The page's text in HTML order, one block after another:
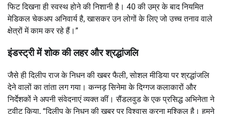
फिट दिखना ही स्वस्थ होने की निशानी है। 40 की उम्र के बाद नियमित
मेडिकल चेकअप अनिवार्य है, खासकर उन लोगों के लिए जो उच्च तनाव वाले
क्षेत्रों में काम कर रहे हैं।”
इंडस्ट्री में शोक की लहर और श्रद्धांजलि
जैसे ही दिलीप राज के निधन की खबर फैली, सोशल मीडिया पर श्रद्धांजलि
देने वालों का तांता लग गया। कन्नड़ सिनेमा के दिग्गज कलाकारों और
निर्देशकों ने अपनी संवेदनाएं व्यक्त कीं। सैंडलवुड के एक प्रसिद्ध अभिनेता ने
ट्वीट किया, “दिलीप के निधन की खबर पर विश्वास करना मुश्किल है। हमने